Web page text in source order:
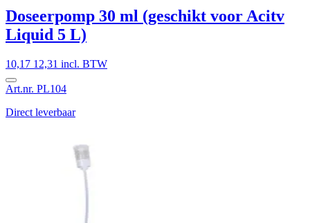
Doseerpomp 30 ml (geschikt voor Acitv
Liquid 5 L)
10,17 12,31 incl. BTW
Art.nr. PL104
Direct leverbaar